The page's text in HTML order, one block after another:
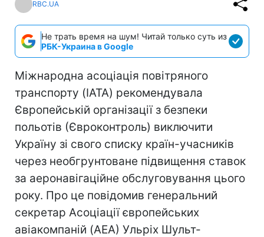
RBC.UA
Не трать время на шум! Читай только суть из
РБК-Украина в Google
Міжнародна асоціація повітряного
транспорту (IATA) рекомендувала
Європейській організації з безпеки
польотів (Євроконтроль) виключити
Україну зі свого списку країн-учасників
через необгрунтоване підвищення ставок
за аеронавігаційне обслуговування цього
року. Про це повідомив генеральний
секретар Асоціації європейських
авіакомпаній (AEA) Ульріх Шульт-